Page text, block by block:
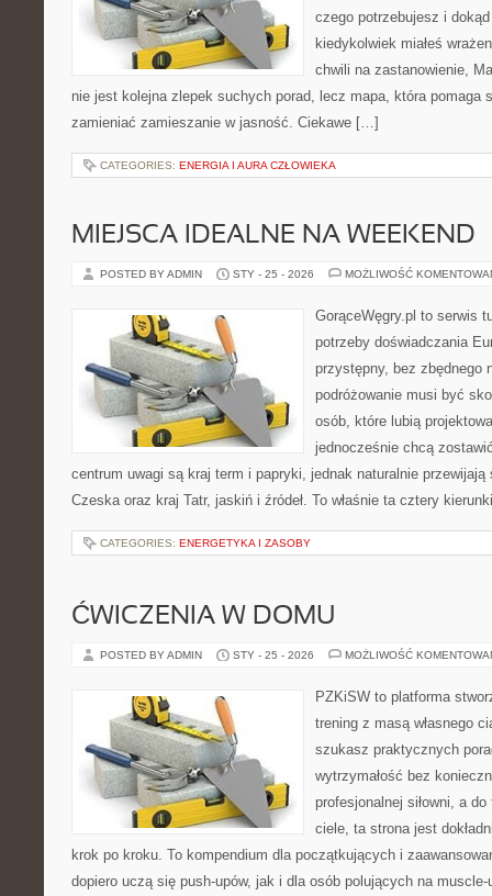
czego potrzebujesz i
kiedykolwiek miałeś
chwili na zastanowienie,
nie jest kolejna zlepek suchych porad, lecz mapa, która pomaga
zamieniać zamieszanie w jasność. Ciekawe […]
CATEGORIES: ENERGIA I AURA CZŁOWIEKA
MIEJSCA IDEALNE NA WEEKEND
POSTED BY ADMIN STY - 25 - 2026 MOŻLIWOŚĆ
GorąceWęgry.pl to serwis
potrzeby doświadczania
przystępny, bez zbędnego
podróżowanie musi być
osób, które lubią
jednocześnie chcą
centrum uwagi są kraj term i papryki, jednak naturalnie
Czeska oraz kraj Tatr, jaskiń i źródeł. To właśnie ta cztery
CATEGORIES: ENERGETYKA I ZASOBY
ĆWICZENIA W DOMU
POSTED BY ADMIN STY - 25 - 2026 MOŻLIWOŚĆ
PZKiSW to platforma
trening z masą własnego
szukasz praktycznych
wytrzymałość bez
profesjonalnej siłowni, a
ciele, ta strona jest
krok po kroku. To kompendium dla początkujących i
dopiero uczą się push-upów, jak i dla osób polujących na